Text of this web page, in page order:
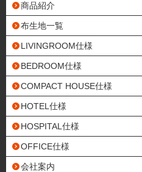
商品紹介
布生地一覧
LIVINGROOM仕様
BEDROOM仕様
COMPACT HOUSE仕様
HOTEL仕様
HOSPITAL仕様
OFFICE仕様
会社案内